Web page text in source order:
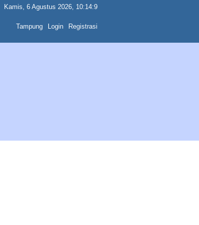
Kamis, 6 Agustus 2026, 10:14:9
Tampung Login Registrasi